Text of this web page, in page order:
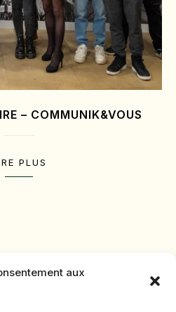
aux
– COMMUNIK&VOUS
PLUS